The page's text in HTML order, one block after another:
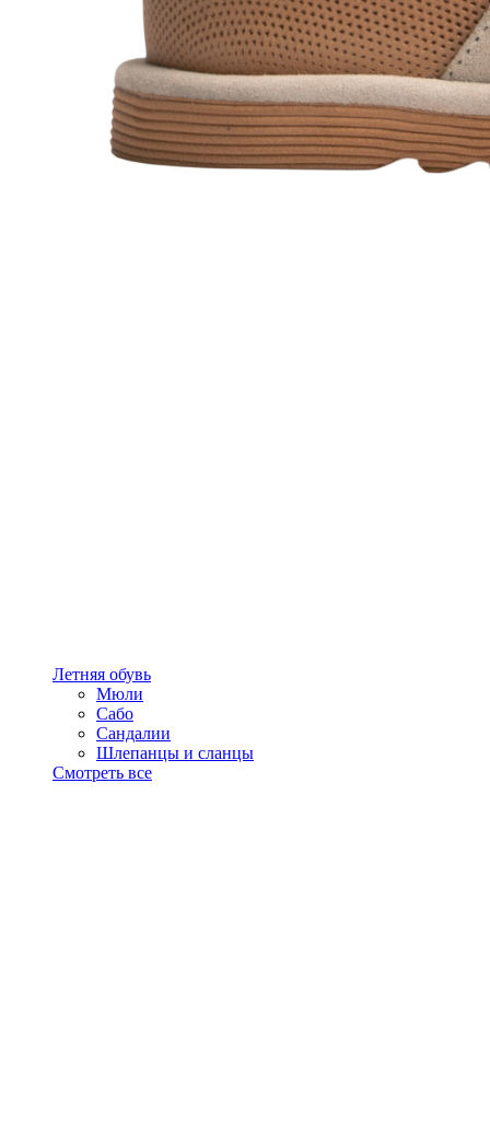
Летняя обувь
Мюли
Сабо
Сандалии
Шлепанцы и сланцы
Смотреть все